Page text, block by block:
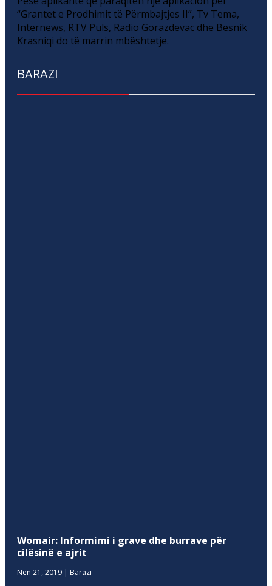
“Grantet e Prodhimit të Përmbajtjes II”, Tv Tema,
Internews, RTV Puls, Radio Gorazdevac dhe Besnik
Krasniqi do të marrin mbështetje.
BARAZI
Womair: Informimi i grave dhe burrave për
cilësinë e ajrit
Nën 21, 2019 | Barazi